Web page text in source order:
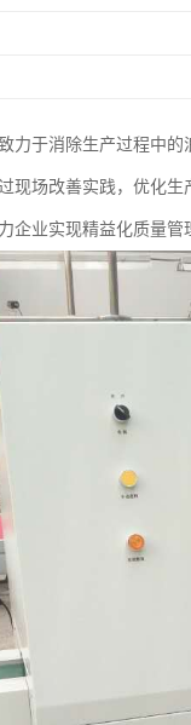
力于消除生产过程中
现场改善实践，优化
企业实现精益化质量管